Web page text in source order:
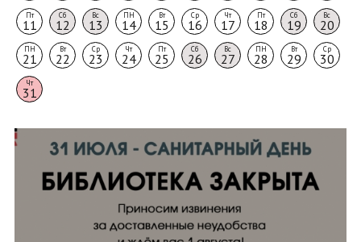
Пт
11
Сб
12
Вс
13
ПН
14
Вт
15
Ср
16
Чт
17
Пт
18
Сб
19
Вс
20
ПН
21
Вт
22
Ср
23
Чт
24
Пт
25
Сб
26
Вс
27
ПН
28
Вт
29
Ср
30
Чт
31